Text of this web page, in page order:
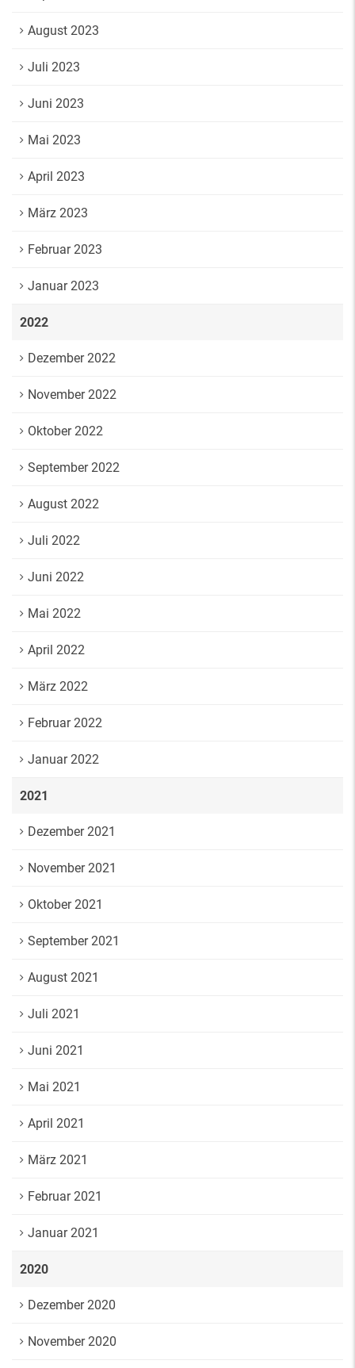
August 2023
Juli 2023
Juni 2023
Mai 2023
April 2023
März 2023
Februar 2023
Januar 2023
2022
Dezember 2022
November 2022
Oktober 2022
September 2022
August 2022
Juli 2022
Juni 2022
Mai 2022
April 2022
März 2022
Februar 2022
Januar 2022
2021
Dezember 2021
November 2021
Oktober 2021
September 2021
August 2021
Juli 2021
Juni 2021
Mai 2021
April 2021
März 2021
Februar 2021
Januar 2021
2020
Dezember 2020
November 2020